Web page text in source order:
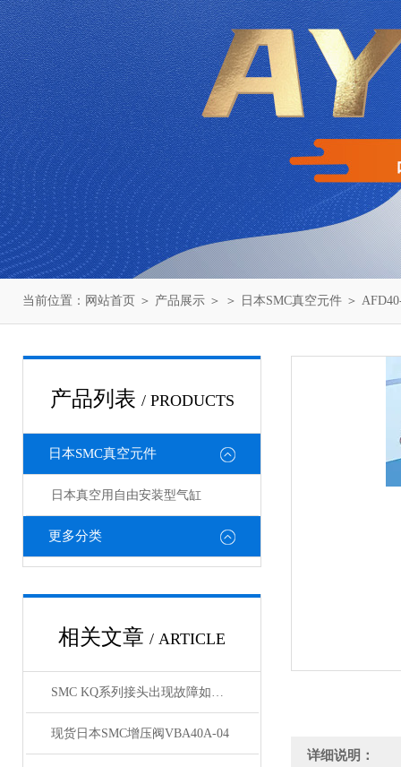
当前位置： 网站首页 ＞ 产品展示 ＞ ＞ 日本SMC真空元件 ＞
产品列表 / PRODUCTS
日本SMC真空元件
日本真空用自由安装型气缸
更多分类
相关文章 / ARTICLE
SMC KQ系列接头出现故障如何处理，KQ接头原装正品
现货日本SMC增压阀VBA40A-04
详细说明：